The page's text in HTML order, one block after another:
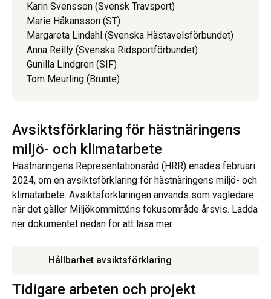
Karin Svensson (Svensk Travsport)
Marie Håkansson (ST)
Margareta Lindahl (Svenska Hästavelsförbundet)
Anna Reilly (Svenska Ridsportförbundet)
Gunilla Lindgren (SIF)
Tom Meurling (Brunte)
Avsiktsförklaring för hästnäringens
miljö- och klimatarbete
Hästnäringens Representationsråd (HRR) enades februari
2024, om en avsiktsförklaring för hästnäringens miljö- och
klimatarbete. Avsiktsförklaringen används som vägledare
när det gäller Miljökommitténs fokusområde årsvis. Ladda
ner dokumentet nedan för att läsa mer.
Hållbarhet avsiktsförklaring
Tidigare arbeten och projekt